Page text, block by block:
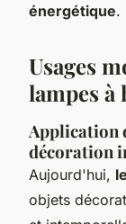
énergétique.
Usages
lampes à
Application
décoration
Aujourd'hui,
objets